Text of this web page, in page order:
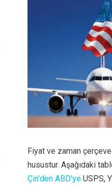
Fiyat ve zaman
husustur. Aşağıdaki
Çin'den ABD'yeUSPS,